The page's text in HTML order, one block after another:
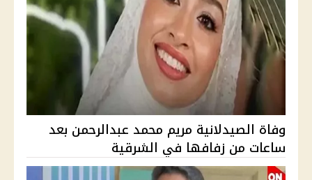
وفاة الصيدلانية مريم محمد عبدالرحمن بعد
ساعات من زفافها في الشرقية